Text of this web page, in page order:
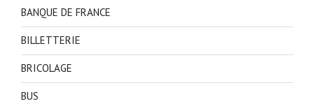
BANQUE DE FRANCE
BILLETTERIE
BRICOLAGE
BUS